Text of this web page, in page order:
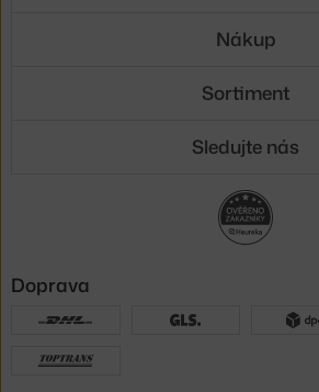
Nákup
Sortiment
Sledujte nás
Doprava